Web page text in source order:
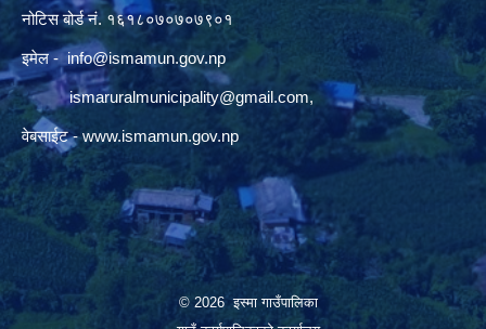
नोटिस बोर्ड नं. १६१८०७०७०७९०१
इमेल - info@ismamun.gov.np
ismaruralmunicipality@gmail.com,
वेबसाईट -www.ismamun.gov.np
© 2026 इस्मा गाउँपालिका